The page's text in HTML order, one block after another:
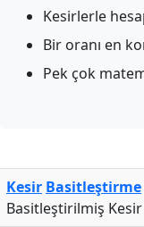
Kesirlerle
Bir oranı en
Pek çok
Kesir Basitleştirme
Basitleştirilmiş Kesir